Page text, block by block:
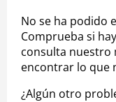
No se ha podido
Comprueba si
consulta nuestro
encontrar lo que
¿Algún otro